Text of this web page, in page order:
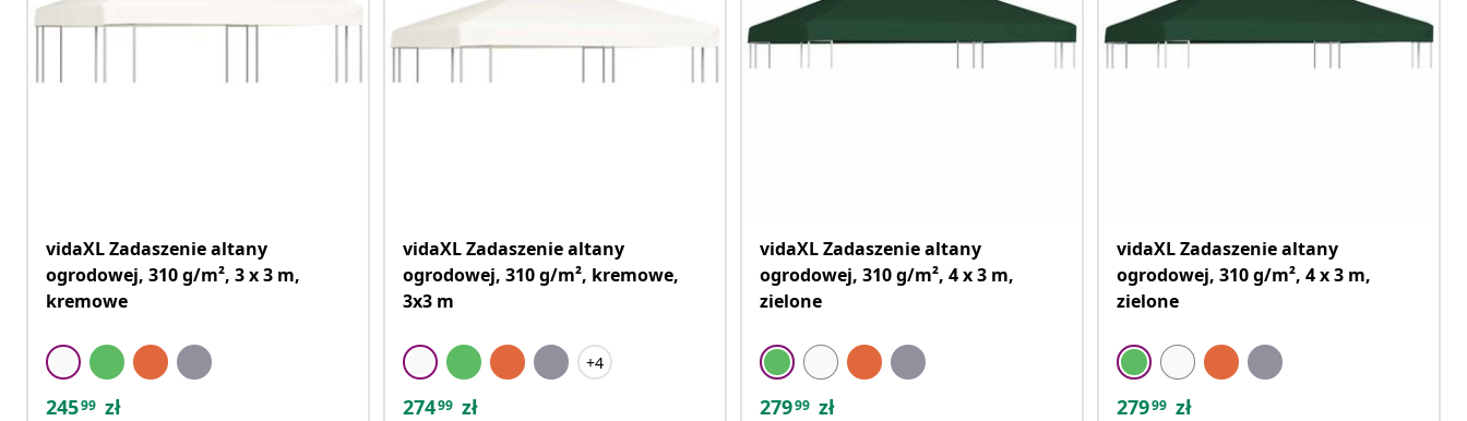
vidaXL Zadaszenie altany
ogrodowej, 310 g/m², 3 x 3 m,
kremowe
24599 zł
vidaXL Zadaszenie altany
ogrodowej, 310 g/m², kremowe,
3x3 m
+4
27499 zł
vidaXL Zadaszenie altany
ogrodowej, 310 g/m², 4 x 3 m,
zielone
27999 zł
vidaXL Zadaszenie altany
ogrodowej, 310 g/m², 4 x 3 m,
zielone
27999 zł